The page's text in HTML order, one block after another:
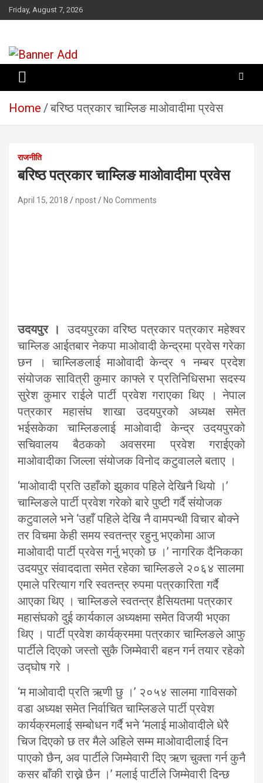
Skip
to
Friday, August 7, 2026
सूचना तपाईंकाे अधिकार
Home बरिष्ठ पत्रकार चाम्लिङ माओवादीमा प्रवेस
राजनीति
बरिष्ठ पत्रकार चाम्लिङ माओवादीमा प्रवेस
April 15, 2018 npost No Comments
उदयपुर ।
उदयपुरका वरिष्ठ पत्रकार पत्रकार महेश्वर
चाम्लिङ आईतबार नेकपा माओवादी केन्द्रमा प्रवेस गरेका
छन । चाम्लिङलाई माओवादी केन्द्र १ नम्बर प्रदेश
संयोजक सावित्री कुमार काफ्ले र प्रतिनिधिसभा सदस्य
सुरेश कुमार राईले पार्टी प्रवेश गराएका थिए । नेपाल
पत्रकार महासंघ शाखा उदयपुरको अध्यक्ष समेत
भईसकेका चाम्लिङलाई माओवादी केन्द्र उदयपुरको
सचिवालय बैठकको अवसरमा प्रवेश गराईएको
माओवादीका जिल्ला संयोजक विनोद कटुवालले बताए ।
‘माओवादी प्रति उहाँको झुकाव पहिले देखिनै थियो ।’
चाम्लिङले पार्टी प्रवेश गरेको बारे पुष्टी गर्दै संयोजक
कटुवालले भने ‘उहाँ पहिले देखि नै वामपन्थी विचार बोक्ने
तर विचमा केही समय स्वतन्त्र रहुनु भएकोमा आज
माओवादी पार्टी प्रवेस गर्नु भएको छ ।’ नागरिक दैनिकका
उदयपुर संवाददाता समेत रहेका चाम्लिङले २०६४ सालमा
एमाले परित्याग गरि स्वतन्त्र रुपमा पत्रकारिता गर्दै
आएका थिए । चाम्लिङले स्वतन्त्र हैसियतमा पत्रकार
महासंघको दुई कार्यकाल अध्यक्षमा समेत विजयी भएका
थिए । पार्टी प्रवेश कार्यक्रममा पत्रकार चाम्लिङले आफु
पार्टीले दिएको जस्तो सुकै जिम्मेवारी बहन गर्न तयार रहेको
उद्घोष गरे ।
‘म माओवादी प्रति ऋणी छु ।’ २०५४ सालमा गाविसको
वडा अध्यक्ष समेत निर्वाचित चाम्लिङले पार्टी प्रवेश
कार्यक्रमलाई सम्बोधन गर्दै भने ‘मलाई माओवादीले धेरै
चिज दिएको छ तर मैले अहिले सम्म माओवादीलाई दिन
पाएको छैन, अव पार्टीले जिम्मेवारी दिए ऋण चुक्ता गर्न कुनै
कसर बाँकी राख्ने छैन ।’ मलाई पार्टीले जिम्मेवारी दिन्छ